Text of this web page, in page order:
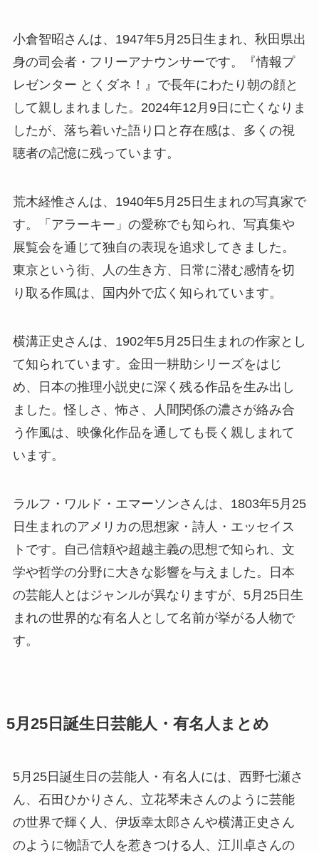
小倉智昭さんは、1947年5月25日生まれ、秋田県出
身の司会者・フリーアナウンサーです。『情報プ
レゼンター とくダネ！』で長年にわたり朝の顔と
して親しまれました。2024年12月9日に亡くなりま
したが、落ち着いた語り口と存在感は、多くの視
聴者の記憶に残っています。
荒木経惟さんは、1940年5月25日生まれの写真家で
す。「アラーキー」の愛称でも知られ、写真集や
展覧会を通じて独自の表現を追求してきました。
東京という街、人の生き方、日常に潜む感情を切
り取る作風は、国内外で広く知られています。
横溝正史さんは、1902年5月25日生まれの作家とし
て知られています。金田一耕助シリーズをはじ
め、日本の推理小説史に深く残る作品を生み出し
ました。怪しさ、怖さ、人間関係の濃さが絡み合
う作風は、映像化作品を通しても長く親しまれて
います。
ラルフ・ワルド・エマーソンさんは、1803年5月25
日生まれのアメリカの思想家・詩人・エッセイス
トです。自己信頼や超越主義の思想で知られ、文
学や哲学の分野に大きな影響を与えました。日本
の芸能人とはジャンルが異なりますが、5月25日生
まれの世界的な有名人として名前が挙がる人物で
す。
5月25日誕生日芸能人・有名人まとめ
5月25日誕生日の芸能人・有名人には、西野七瀬さ
ん、石田ひかりさん、立花琴未さんのように芸能
の世界で輝く人、伊坂幸太郎さんや横溝正史さん
のように物語で人を惹きつける人、江川卓さんの